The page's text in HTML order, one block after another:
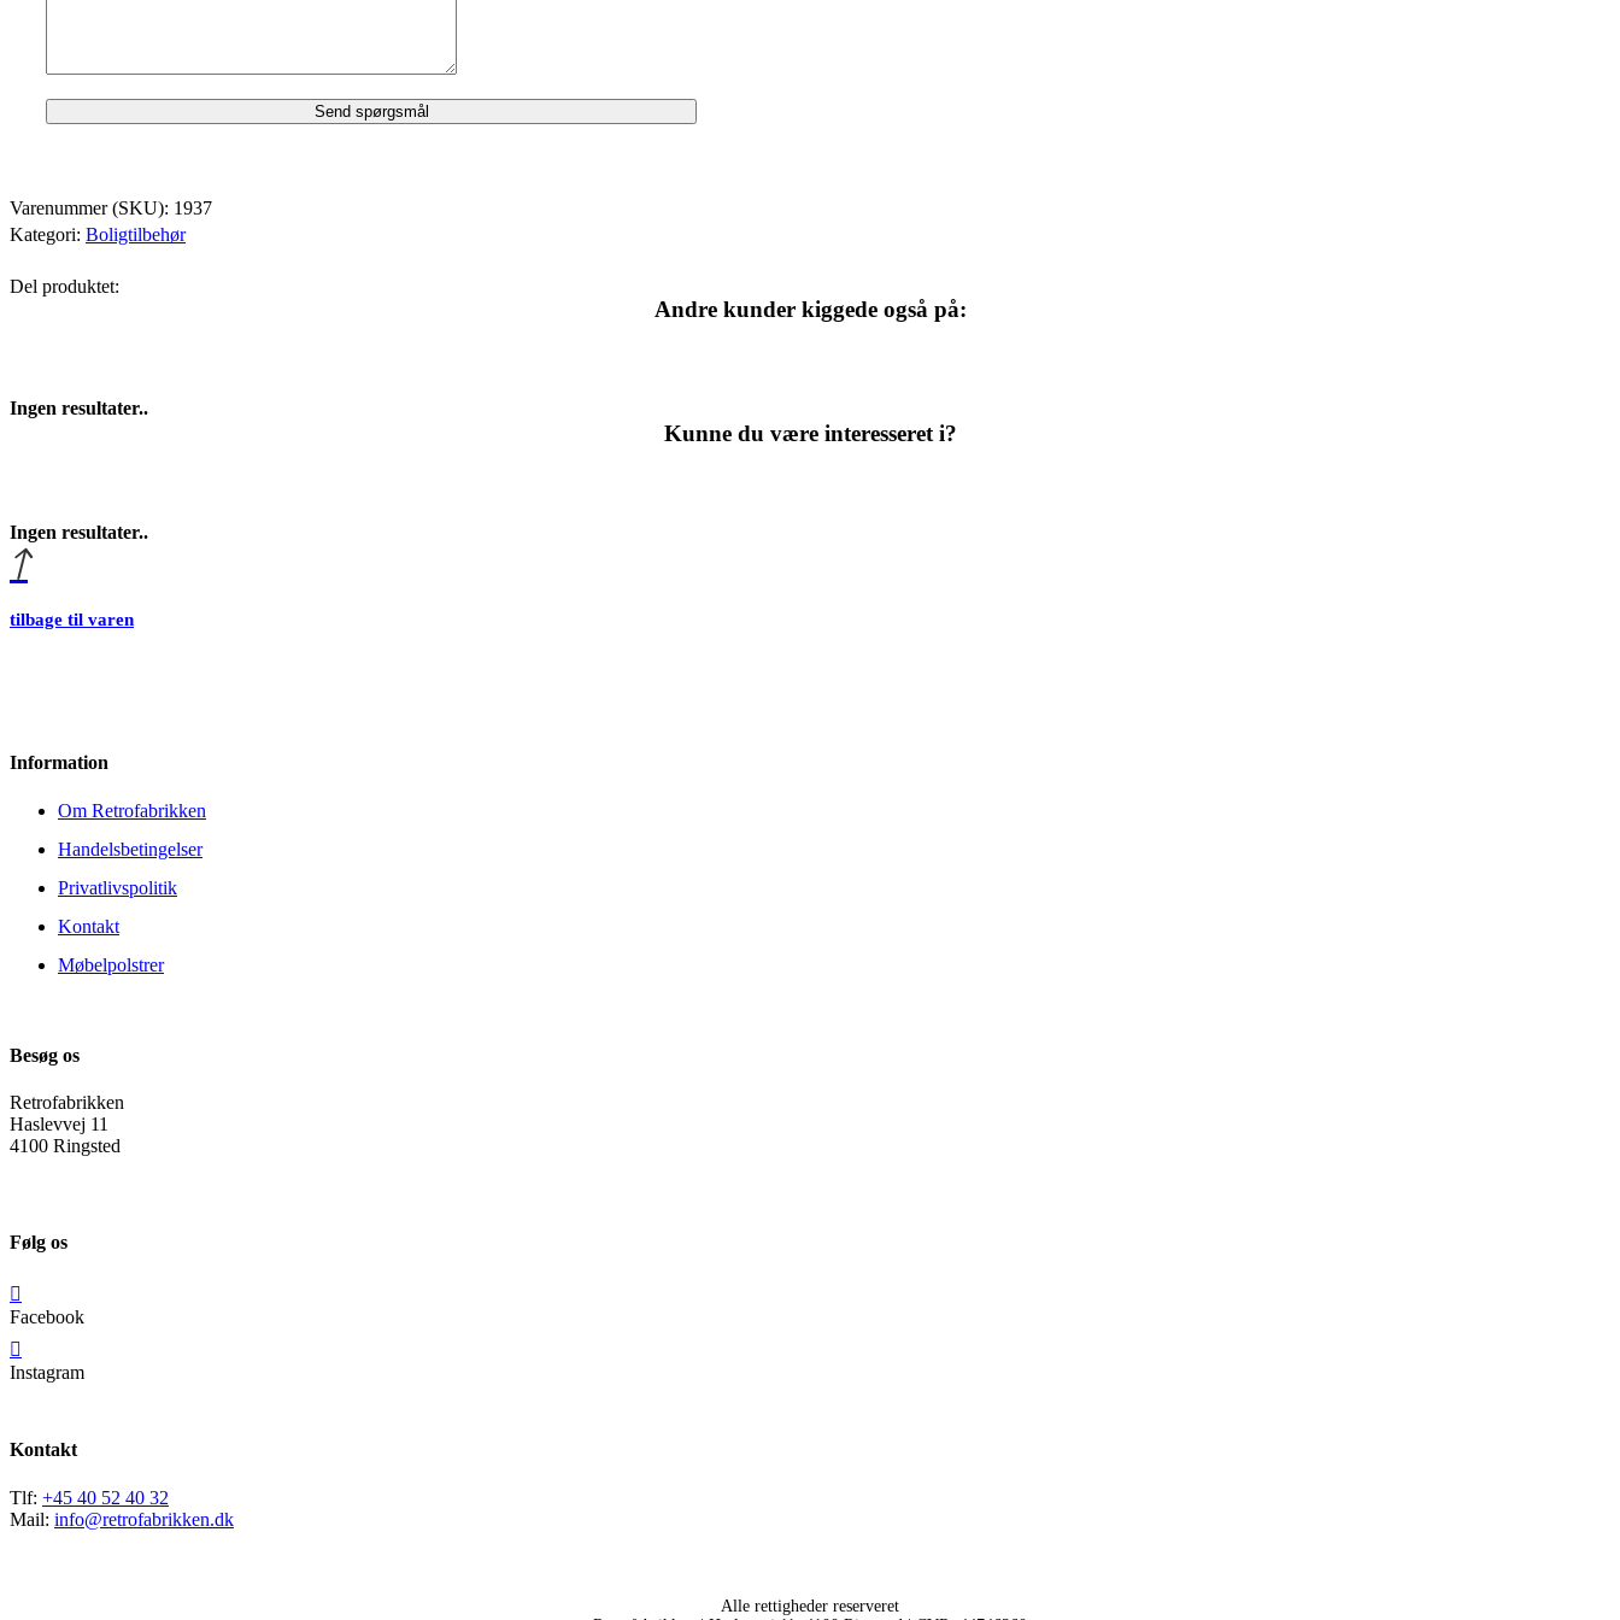
Varenummer (SKU): 1937
Kategori: Boligtilbehør
Del produktet:
Andre kunder kiggede også på:
Ingen resultater..
Kunne du være interesseret i?
Ingen resultater..
tilbage til varen
Information
Om Retrofabrikken
Handelsbetingelser
Privatlivspolitik
Kontakt
Møbelpolstrer
Besøg os
Retrofabrikken
Haslevvej 11
4100 Ringsted
Følg os
Facebook
Instagram
Kontakt
Tlf: +45 40 52 40 32
Mail: info@retrofabrikken.dk
Alle rettigheder reserveret